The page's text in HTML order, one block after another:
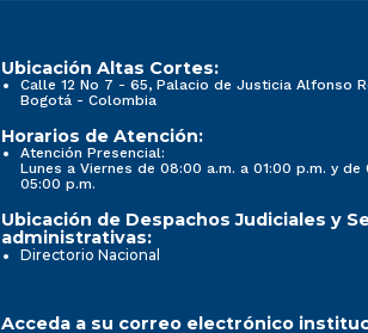
Ubicación Altas Cortes:
Calle 12 No 7 - 65, Palacio de Justicia Alfonso
Bogotá - Colombia
Horarios de Atención:
Atención Presencial:
Lunes a Viernes de 08:00 a.m. a 01:00 p.m. y de
05:00 p.m.
Ubicación de Despachos Judiciales y
administrativas:
Directorio Nacional
Acceda a su correo electrónico